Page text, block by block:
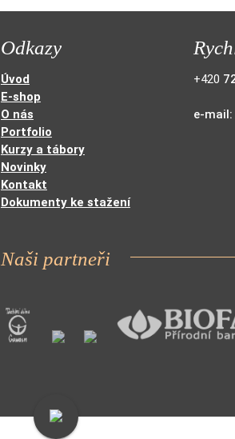
Odkazy
Úvod
E-shop
O nás
Portfolio
Kurzy a tábory
Novinky
Kontakt
Dokumenty ke stažení
+420
e-mail:
Naši partneři